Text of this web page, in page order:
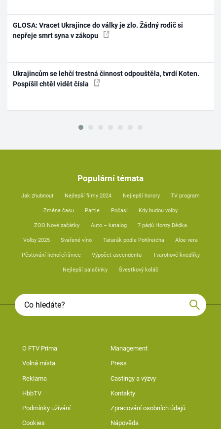
GLOSA: Vracet Ukrajince do války je zlo. Žádný rodič si
nepřeje smrt syna v zákopu
Ukrajincům se lehčí trestná činnost odpouštěla, tvrdí Koten.
Pospíšil chtěl vidět čísla
Populární témata
Jak zhubnout Nejlepší filmy 2024 Nejlepší horory TV program
Změna času Partie Počasí Kdy budou volby
ZOO Nové začátky Auto – katalog 7 pádů Honzy Dědka
Volby 2025 Svařené víno Tatarák podle Pohlreicha Aloe vera
Pěstování lichořeřišnice Výpočet ascendentu Tvarohové knedlíky
Nejlepší palačinky Švestkový koláč
O FTV Prima Management
Volná místa Press
Reklama Castingy a výzvy
HbbTV Kontakty
Podmínky užívání Zpracování osobních údajů
Cookies Nápověda